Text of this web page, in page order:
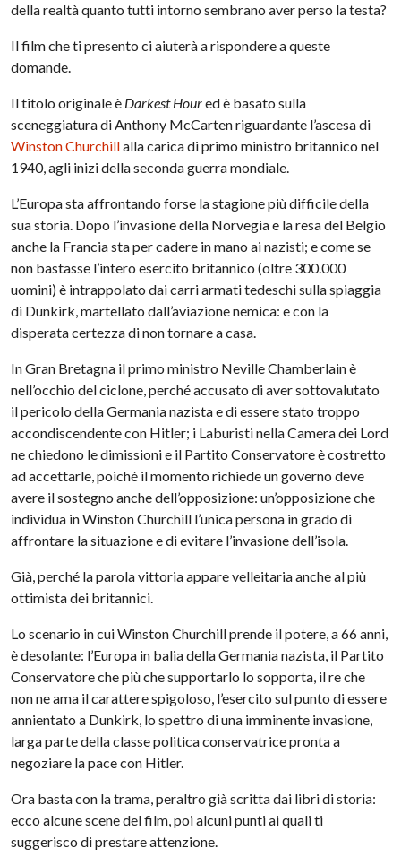
della realtà quanto tutti intorno sembrano aver perso la testa?
Il film che ti presento ci aiuterà a rispondere a queste
domande.
Il titolo originale è Darkest Houred è basato sulla
sceneggiatura di Anthony McCarten riguardante l’ascesa di
Winston Churchillalla carica di primo ministro britannico nel
1940, agli inizi della seconda guerra mondiale.
L’Europa sta affrontando forse la stagione più difficile della
sua storia. Dopo l’invasione della Norvegia e la resa del Belgio
anche la Francia sta per cadere in mano ai nazisti; e come se
non bastasse l’intero esercito britannico (oltre 300.000
uomini) è intrappolato dai carri armati tedeschi sulla spiaggia
di Dunkirk, martellato dall’aviazione nemica: e con la
disperata certezza di non tornare a casa.
In Gran Bretagna il primo ministro Neville Chamberlain è
nell’occhio del ciclone, perché accusato di aver sottovalutato
il pericolo della Germania nazista e di essere stato troppo
accondiscendente con Hitler; i Laburisti nella Camera dei Lord
ne chiedono le dimissioni e il Partito Conservatore è costretto
ad accettarle, poiché il momento richiede un governo deve
avere il sostegno anche dell’opposizione: un’opposizione che
individua in Winston Churchill l’unica persona in grado di
affrontare la situazione e di evitare l’invasione dell’isola.
Già, perché la parola vittoria appare velleitaria anche al più
ottimista dei britannici.
Lo scenario in cui Winston Churchill prende il potere, a 66 anni,
è desolante: l’Europa in balia della Germania nazista, il Partito
Conservatore che più che supportarlo lo sopporta, il re che
non ne ama il carattere spigoloso, l’esercito sul punto di essere
annientato a Dunkirk, lo spettro di una imminente invasione,
larga parte della classe politica conservatrice pronta a
negoziare la pace con Hitler.
Ora basta con la trama, peraltro già scritta dai libri di storia:
ecco alcune scene del film, poi alcuni punti ai quali ti
suggerisco di prestare attenzione.